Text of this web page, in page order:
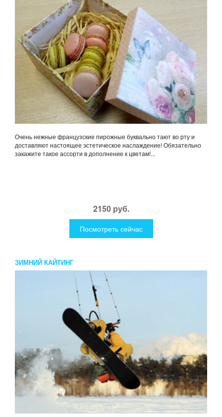
Очень нежные французские пирожные буквально тают во рту и
доставляют настоящее эстетическое наслаждение! Обязательно
закажите такое ассорти в дополнение к цветам!...
2150 руб.
Посмотреть сейчас
ЗИМНИЙ КАЙТИНГ